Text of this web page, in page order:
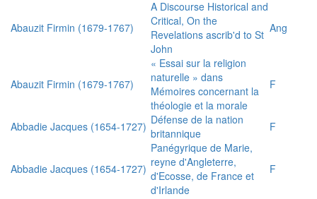
Abauzit Firmin (1679-1767)
A Discourse Historical and
Critical, On the
Revelations ascrib'd to St
John
Ang
Abauzit Firmin (1679-1767)
« Essai sur la religion
naturelle » dans
Mémoires concernant la
théologie et la morale
F
Abbadie Jacques (1654-1727) Défense de la nation
britannique
F
Abbadie Jacques (1654-1727)
Panégyrique de Marie,
reyne d'Angleterre,
d'Ecosse, de France et
d'Irlande
F